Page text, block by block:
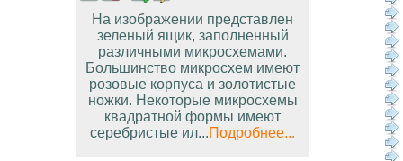
На изображении представлен
зеленый ящик, заполненный
различными микросхемами.
Большинство микросхем имеют
розовые корпуса и золотистые
ножки. Некоторые микросхемы
квадратной формы имеют
серебристые ил...Подробнее...